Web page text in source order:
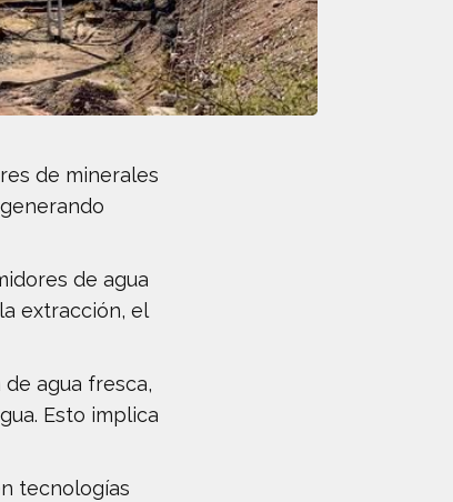
de minerales
de agua
extracción, el
agua fresca,
Esto implica
tecnologías